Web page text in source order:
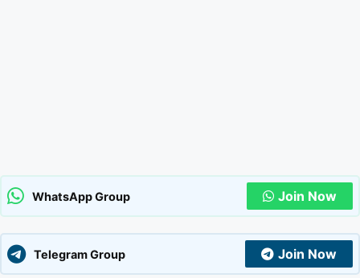
WhatsApp Group Join Now
Telegram Group Join Now